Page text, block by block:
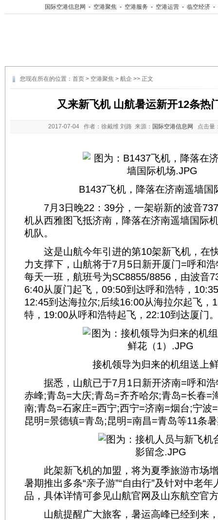
国际空港信息网 - 空港聚焦 - 空港服务 - 空港运营 - 临空经济 -
您现在所在的位置： 首页 > 空港聚焦 > 航企 >> 正文
又来新飞机 山航暑运新开12条热
2017-07-04 作者：徐戴维 刘路 来源： 国际空港信息网 点击量
B1437飞机，降落在济南遥墙国
7月3日晚22：39分，一架崭新的波音
机从西雅图飞抵济南，降落在济南遥墙国际
机队。
这是山航今年引进的第10架新飞机，在
力支撑下，山航将于7月5日新开厦门=呼和
每天一班，航班号为SC8855/8856，由波音
6:40从厦门起飞，09:50到达呼和浩特，
12:45到达海拉尔;后续16:00从海拉尔起飞，
特，19:00从呼和浩特起飞，22:10到达厦门
接机领导为归来的机组送上
据悉，山航已于7月1日新开济南=呼和浩
赤峰;青岛=大庆;青岛=齐齐哈尔;青岛=长春=
南;青岛=石家庄=西宁;西宁=济南=烟台;宁波
昆明=景德镇=青岛;昆明=南昌=青岛等11条
此架新飞机的加盟，将为夏季旅游市场
暑期推出多条“亲子游”“自由行”及针对中老年
品，具体详情可参见山航官网及山东航空官
山航提醒广大旅客，暑运高峰已经到来